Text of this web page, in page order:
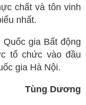
chất và tôn vinh
nhất.
gia Bất động
tổ chức vào đầu
gia Hà Nội.
Tùng Dương